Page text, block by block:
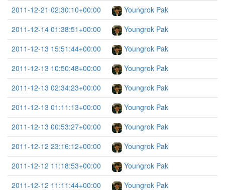
2011-12-21 02:30:10+00:00
Youngrok Pak
2011-12-14 01:38:51+00:00
Youngrok Pak
2011-12-13 15:51:44+00:00
Youngrok Pak
2011-12-13 10:50:48+00:00
Youngrok Pak
2011-12-13 02:34:23+00:00
Youngrok Pak
2011-12-13 01:11:13+00:00
Youngrok Pak
2011-12-13 00:53:27+00:00
Youngrok Pak
2011-12-12 23:16:12+00:00
Youngrok Pak
2011-12-12 11:18:53+00:00
Youngrok Pak
2011-12-12 11:11:44+00:00
Youngrok Pak